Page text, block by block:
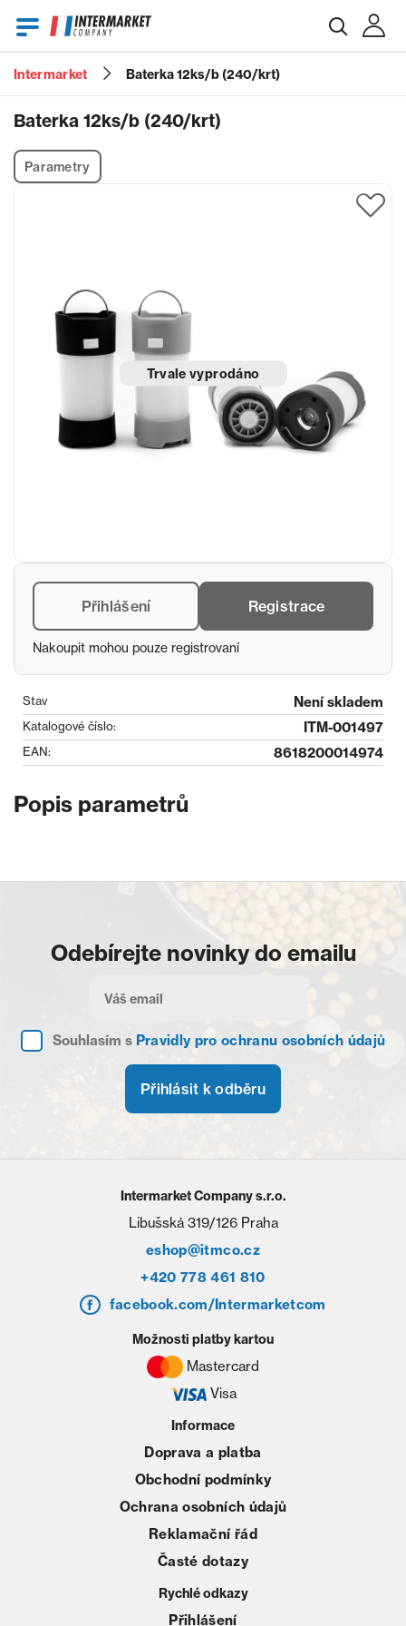
Heslo
Intermarket Baterka 12ks/b (240/krt)
Baterka 12ks/b (240/krt)
Parametry
Trvale vyprodáno
Přihlášení Registrace
Nakoupit mohou pouze registrovaní
Stav Není skladem
Katalogové číslo: ITM-001497
EAN: 8618200014974
Popis parametrů
Odebírejte novinky do emailu
Souhlasím s Pravidly pro ochranu osobních údajů
Přihlásit k odběru
Intermarket Company s.r.o.
Libušská 319/126 Praha
eshop@itmco.cz
+420 778 461 810
facebook.com/Intermarketcom
Informace
Doprava a platba
Obchodní podmínky
Ochrana osobních údajů
Reklamační řád
Časté dotazy
Rychlé odkazy
Přihlášení
Možnosti platby kartou
Mastercard
Visa